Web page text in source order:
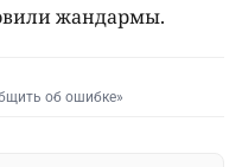
жандармы.
об ошибке»